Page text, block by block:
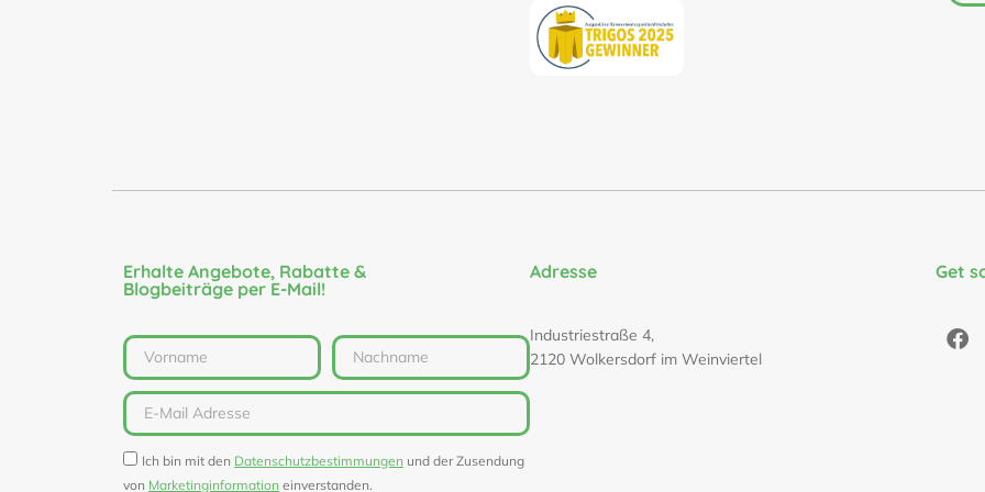
Erhalte Angebote, Rabatte &
Blogbeiträge per E-Mail!
Ich bin mit den Datenschutzbestimmungen und der Zusendung
von Marketinginformation einverstanden.
Adresse
Industriestraße 4,
2120 Wolkersdorf im Weinviertel
Get